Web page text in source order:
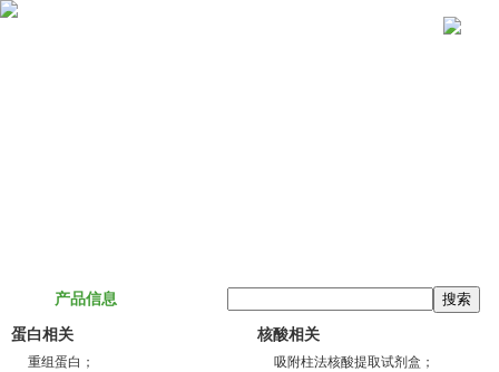
产品信息
蛋白相关
重组蛋白；
核酸相关
吸附柱法核酸提取试剂盒；